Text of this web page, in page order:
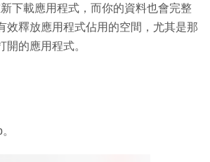
下載應用程式，而你的資料也會完整
效釋放應用程式佔用的空間，尤其是那
開的應用程式。